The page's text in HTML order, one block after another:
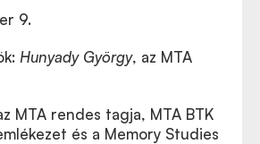
9.
Hunyady György, az MTA
MTA rendes tagja, MTA BTK
és a Memory Studies